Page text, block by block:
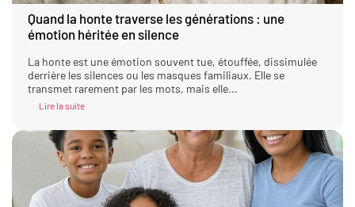
Quand la honte traverse les générations : une
émotion héritée en silence
La honte est une émotion souvent tue, étouffée, dissimulée
derrière les silences ou les masques familiaux. Elle se
transmet rarement par les mots, mais elle...
Lire la suite